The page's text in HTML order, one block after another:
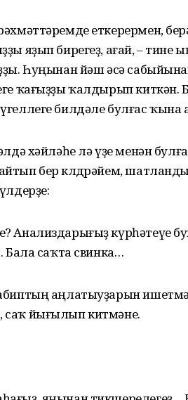
еткерермен,
яҙып бирегеҙ, ағай, –
Һуңынан йәш әсә
ҡағыҙҙы ҡалдырып
билдәле булғас
хәйләһе лә үҙе менән
бер көлдөрәйем,
Анализдарығыҙ күрһәтеүе
Бала саҡта свинка…
аңлатыуҙарын
йығылып китмәне.